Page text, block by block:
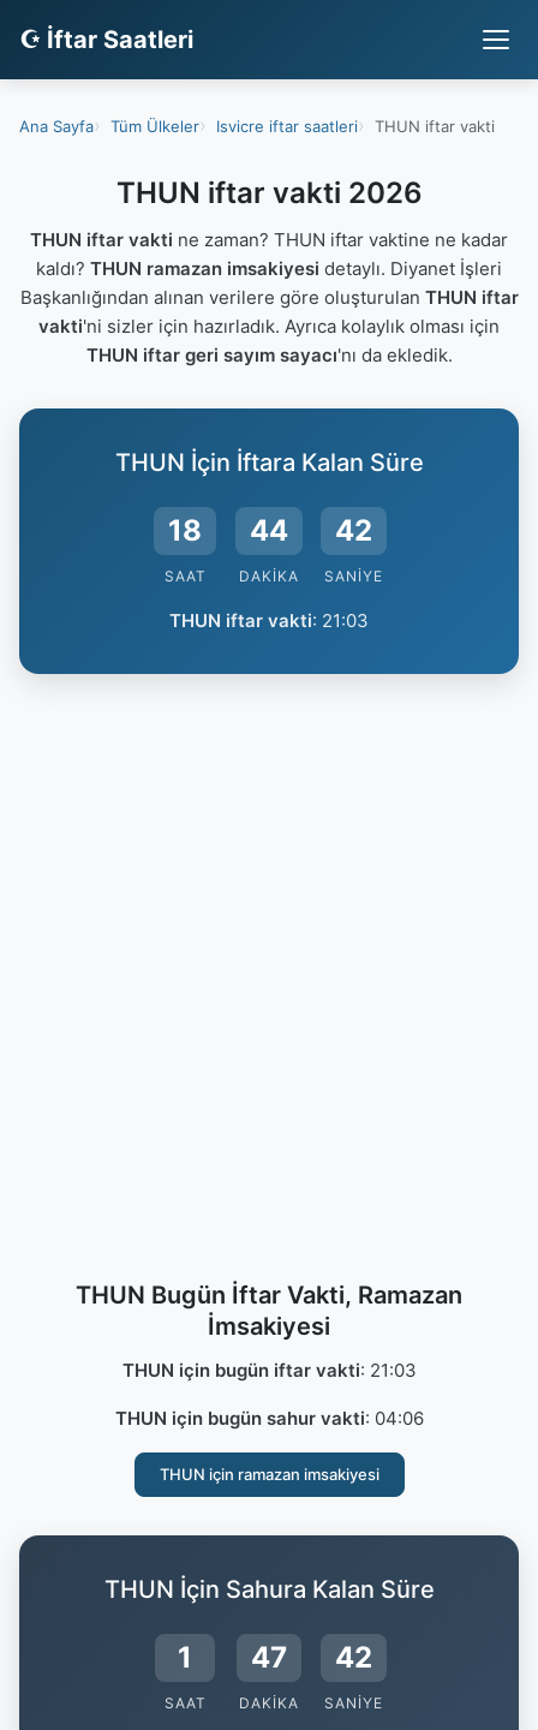
☪ İftar Saatleri
Ana Sayfa Tüm Ülkeler Isvicre iftar saatleri THUN iftar vakti
THUN iftar vakti 2026
THUN iftar vakti ne zaman? THUN iftar vaktine ne kadar
kaldı? THUN ramazan imsakiyesi detaylı. Diyanet İşleri
Başkanlığından alınan verilere göre oluşturulan THUN iftar
vakti'ni sizler için hazırladık. Ayrıca kolaylık olması için
THUN iftar geri sayım sayacı'nı da ekledik.
THUN İçin İftara Kalan Süre
18
SAAT
44
DAKIKA
41
SANIYE
THUN iftar vakti: 21:03
THUN Bugün İftar Vakti, Ramazan
İmsakiyesi
THUN için bugün iftar vakti: 21:03
THUN için bugün sahur vakti: 04:06
THUN için ramazan imsakiyesi
THUN İçin Sahura Kalan Süre
1
SAAT
47
DAKIKA
41
SANIYE